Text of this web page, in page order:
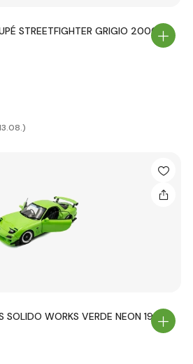
STREETFIGHTER GRIGIO 2000 -
SOLIDO WORKS VERDE NEON 1999